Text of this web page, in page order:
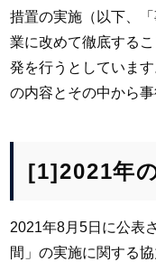
措置の実施（以下、
業に改めて徹底する
発を行うとしていま
の内容とその中から
[1]2021年
2021年8月5日に公表
間」の実施に関する